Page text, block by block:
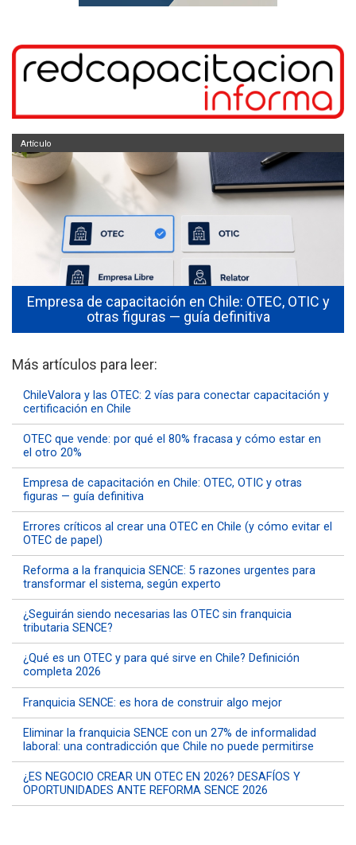
Empresa de capacitación en Chile: OTEC, OTIC y
otras figuras — guía definitiva
Artículo
Más artículos para leer:
ChileValora y las OTEC: 2 vías para conectar capacitación y
certificación en Chile
OTEC que vende: por qué el 80% fracasa y cómo estar en
el otro 20%
Empresa de capacitación en Chile: OTEC, OTIC y otras
figuras — guía definitiva
Errores críticos al crear una OTEC en Chile (y cómo evitar el
OTEC de papel)
Reforma a la franquicia SENCE: 5 razones urgentes para
transformar el sistema, según experto
¿Seguirán siendo necesarias las OTEC sin franquicia
tributaria SENCE?
¿Qué es un OTEC y para qué sirve en Chile? Definición
completa 2026
Franquicia SENCE: es hora de construir algo mejor
Eliminar la franquicia SENCE con un 27% de informalidad
laboral: una contradicción que Chile no puede permitirse
¿ES NEGOCIO CREAR UN OTEC EN 2026? DESAFÍOS Y
OPORTUNIDADES ANTE REFORMA SENCE 2026